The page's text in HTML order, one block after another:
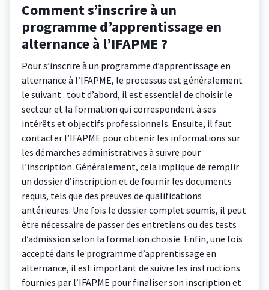
Comment s’inscrire à un
programme d’apprentissage en
alternance à l’IFAPME ?
Pour s’inscrire à un programme d’apprentissage en
alternance à l’IFAPME, le processus est généralement
le suivant : tout d’abord, il est essentiel de choisir le
secteur et la formation qui correspondent à ses
intérêts et objectifs professionnels. Ensuite, il faut
contacter l’IFAPME pour obtenir les informations sur
les démarches administratives à suivre pour
l’inscription. Généralement, cela implique de remplir
un dossier d’inscription et de fournir les documents
requis, tels que des preuves de qualifications
antérieures. Une fois le dossier complet soumis, il peut
être nécessaire de passer des entretiens ou des tests
d’admission selon la formation choisie. Enfin, une fois
accepté dans le programme d’apprentissage en
alternance, il est important de suivre les instructions
fournies par l’IFAPME pour finaliser son inscription et